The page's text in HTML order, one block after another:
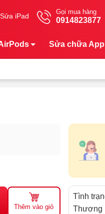
Sửa iPad
Gọi mua hàng
0914823877
Sửa chữa
Thêm vào giỏ
Tình
Thương